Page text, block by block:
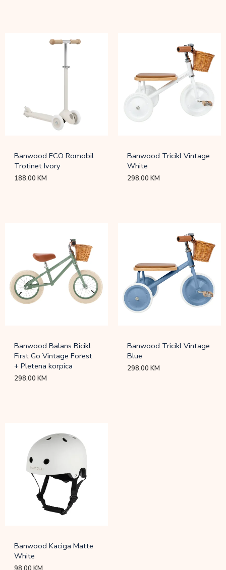
Banwood ECO Romobil
Trotinet Ivory
188,00KM
Banwood Tricikl Vintage
White
298,00KM
Banwood Balans Bicikl
First Go Vintage Forest
+ Pletena korpica
298,00KM
Banwood Tricikl Vintage
Blue
298,00KM
Banwood Kaciga Matte
White